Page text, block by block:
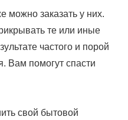
можно заказать у них.
те или иные
частого и порой
Вам помогут спасти
свой бытовой